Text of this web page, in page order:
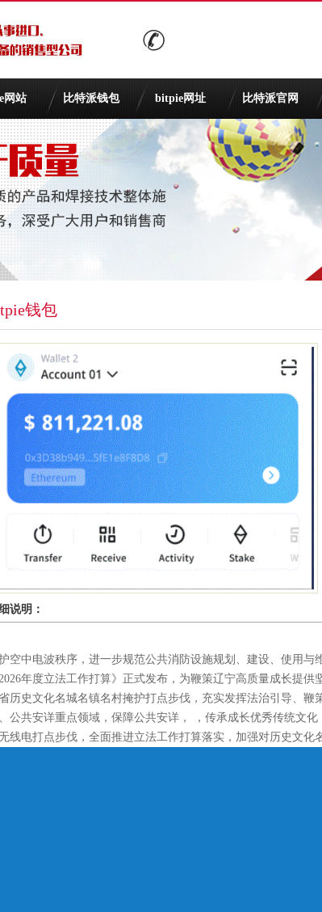
网站 比特派钱包 bitpie网址 比特派官网
钱包
说明：
空中电波秩序，进一步规范公共消防设施规划、建设、使用
年度立法工作打算》正式发布，为鞭策辽宁高质量成长提
历史文化名城名镇名村掩护打点步伐，充实发挥法治引导、
公共安详重点领域，保障公共安详， ，传承成长优秀传统文
线电打点步伐，全面推进立法工作打算落实，加强对历史文化